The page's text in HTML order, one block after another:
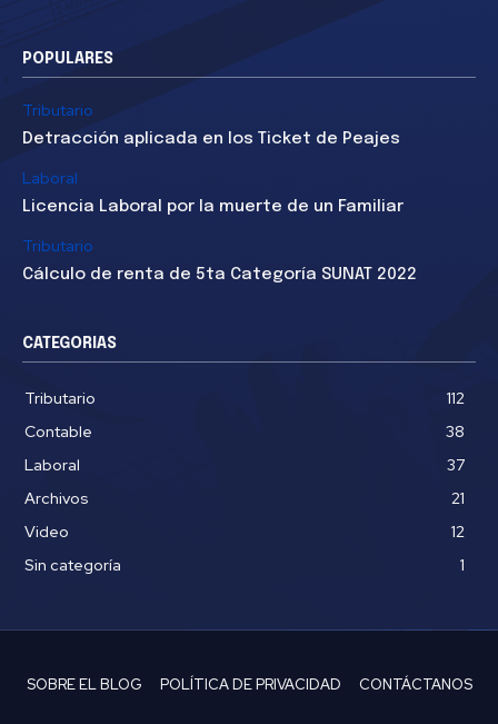
POPULARES
Tributario
Detracción aplicada en los Ticket de Peajes
Laboral
Licencia Laboral por la muerte de un Familiar
Tributario
Cálculo de renta de 5ta Categoría SUNAT 2022
CATEGORIAS
Tributario
112
Contable
38
Laboral
37
Archivos
21
Video
12
Sin categoría
1
SOBRE EL BLOG POLÍTICA DE PRIVACIDAD CONTÁCTANOS